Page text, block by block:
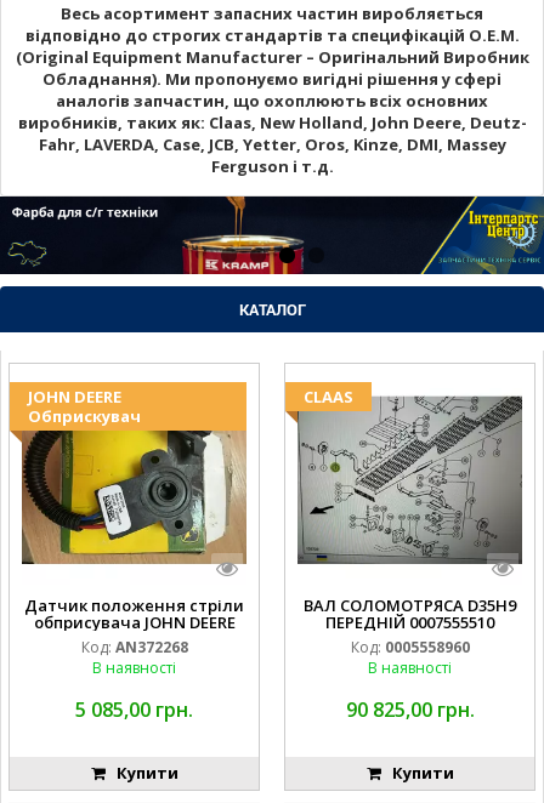
Весь асортимент запасних частин виробляється
відповідно до строгих стандартів та специфікацій O.E.M.
(Original Equipment Manufacturer – Оригінальний Виробник
Обладнання). Ми пропонуємо вигідні рішення у сфері
аналогів запчастин, що охоплюють всіх основних
виробників, таких як: Claas, New Holland, John Deere, Deutz-
Fahr, LAVERDA, Case, JCB, Yetter, Oros, Kinze, DMI, Massey
Ferguson і т.д.
КАТАЛОГ
JOHN DEERE
Обприскувач
Датчик положення стріли
обприсувача JOHN DEERE
Код: AN372268
В наявності
5 085,00 грн.
Купити
CLAAS
ВАЛ СОЛОМОТРЯСА D35H9
ПЕРЕДНІЙ 0007555510
Код: 0005558960
В наявності
90 825,00 грн.
Купити